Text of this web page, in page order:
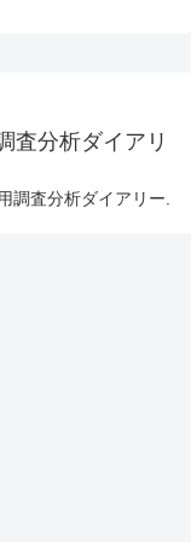
分析ダイアリ
査分析ダイアリー.